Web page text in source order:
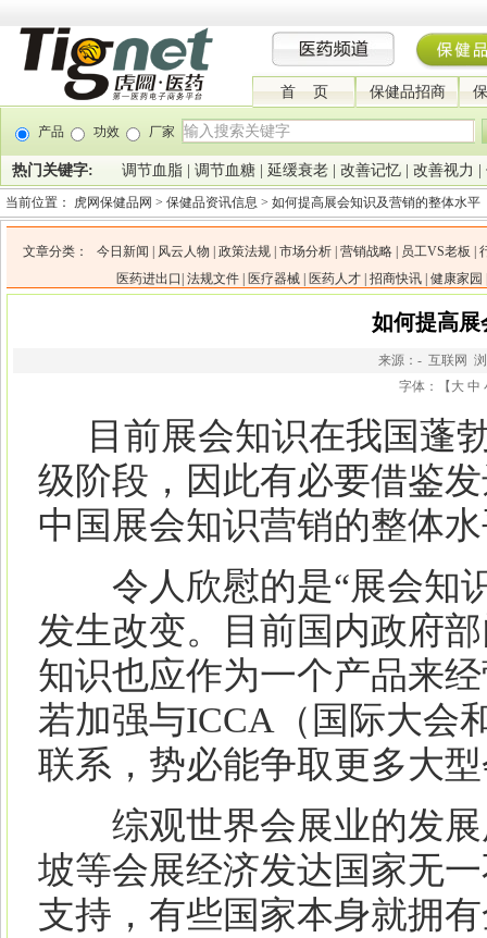
首 页 保健品招商
产品 功效 厂家
热门关键字: 调节血脂 调节血糖 延缓衰老 改善记忆 改善视力
当前位置： 虎网保健品网 > 保健品资讯信息 > 如何提高展会知识及营销的整体水平
文章分类： 今日新闻 风云人物 政策法规 市场分析 营销战略 员工VS老板
医药进出口 法规文件 医疗器械 医药人才 招商快讯 健康家园
如何提高展
来源：- 互联网
字体：【 大 中
目前展会知识在我国蓬
级阶段，因此有必要借鉴
中国展会知识营销的整体
令人欣慰的是“展会知识
发生改变。目前国内政府
知识也应作为一个产品来
若加强与ICCA（国际大会
联系，势必能争取更多大
综观世界会展业的发展
坡等会展经济发达国家无
支持，有些国家本身就拥